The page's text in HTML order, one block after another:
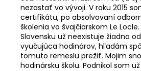
nezastať vo vývoji. V roku 2015
certifikátu, po absolvovaní
školenia vo švajčiarskom Le
Slovensku už neexistuje žiadna
vyučujúca hodinárov, hľadám
tomuto remeslu prežiť. Mojim
hodinársku školu. Podnikol som